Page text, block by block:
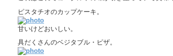
ピスタチオのカップケーキ。
甘いけどおいしい。
具だくさんのベジタブル・ピザ。